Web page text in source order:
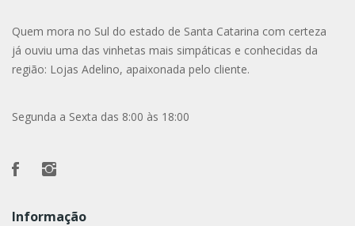
Quem mora no Sul do estado de Santa Catarina com certeza
já ouviu uma das vinhetas mais simpáticas e conhecidas da
região: Lojas Adelino, apaixonada pelo cliente.
Segunda a Sexta das 8:00 às 18:00
Informação